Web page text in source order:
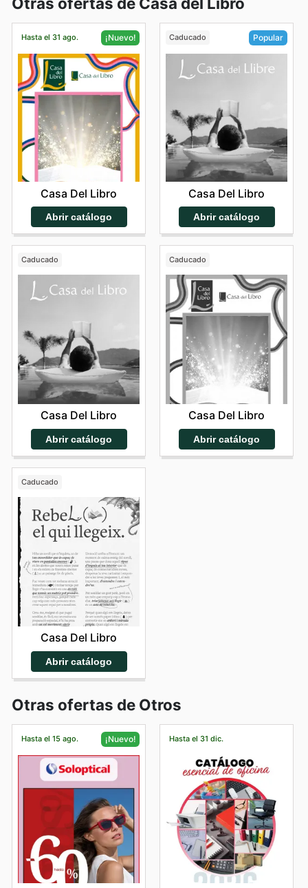
Hasta el 31 ago. ¡Nuevo!
Casa Del Libro
Abrir catálogo
Caducado Popular
Casa Del Libro
Abrir catálogo
Caducado
Casa Del Libro
Abrir catálogo
Caducado
Casa Del Libro
Abrir catálogo
Caducado
Casa Del Libro
Abrir catálogo
Otras ofertas de Otros
Hasta el 15 ago. ¡Nuevo! Hasta el 31 dic.